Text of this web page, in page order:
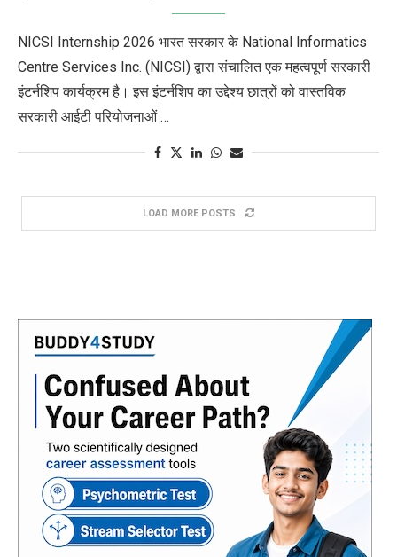
NICSI Internship 2026 भारत सरकार के National Informatics
Centre Services Inc. (NICSI) द्वारा संचालित एक महत्वपूर्ण सरकारी
इंटर्नशिप कार्यक्रम है। इस इंटर्नशिप का उद्देश्य छात्रों को वास्तविक
सरकारी आईटी परियोजनाओं …
LOAD MORE POSTS